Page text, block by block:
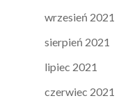
wrzesień 2021
sierpień 2021
lipiec 2021
czerwiec 2021